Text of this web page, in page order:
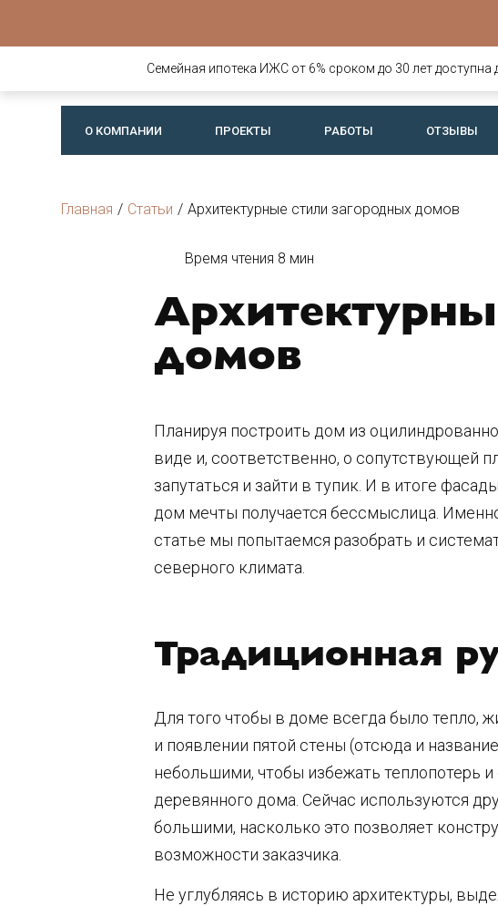
Семейная ипотека ИЖС от 6% сроком до 30 лет
бань
О КОМПАНИИ ПРОЕКТЫ РАБОТЫ ОТЗЫВЫ
Главная / Статьи / Архитектурные стили загородных домов
Время чтения 8 мин
домов
Планируя построить дом из
виде и, соответственно, о сопутствующей
запутаться и зайти в тупик. И в итоге
дом мечты получается бессмыслица.
статье мы попытаемся разобрать и
северного климата.
Традиционная
Для того чтобы в доме всегда было тепло,
и появлении пятой стены (отсюда и
небольшими, чтобы избежать теплопотерь
деревянного дома. Сейчас используются
большими, насколько это позволяет
возможности заказчика.
Не углубляясь в историю архитектуры,